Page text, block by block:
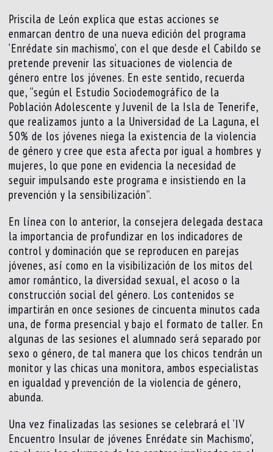
Priscila de León explica que estas acciones se
enmarcan dentro de una nueva edición del programa
‘Enrédate sin machismo’, con el que desde el Cabildo se
pretende prevenir las situaciones de violencia de
género entre los jóvenes. En este sentido, recuerda
que, “según el Estudio Sociodemográfico de la
Población Adolescente y Juvenil de la Isla de Tenerife,
que realizamos junto a la Universidad de La Laguna, el
50% de los jóvenes niega la existencia de la violencia
de género y cree que esta afecta por igual a hombres y
mujeres, lo que pone en evidencia la necesidad de
seguir impulsando este programa e insistiendo en la
prevención y la sensibilización”.
En línea con lo anterior, la consejera delegada destaca
la importancia de profundizar en los indicadores de
control y dominación que se reproducen en parejas
jóvenes, así como en la visibilización de los mitos del
amor romántico, la diversidad sexual, el acoso o la
construcción social del género. Los contenidos se
impartirán en once sesiones de cincuenta minutos cada
una, de forma presencial y bajo el formato de taller. En
algunas de las sesiones el alumnado será separado por
sexo o género, de tal manera que los chicos tendrán un
monitor y las chicas una monitora, ambos especialistas
en igualdad y prevención de la violencia de género,
abunda.
Una vez finalizadas las sesiones se celebrará el ‘IV
Encuentro Insular de jóvenes Enrédate sin Machismo’,